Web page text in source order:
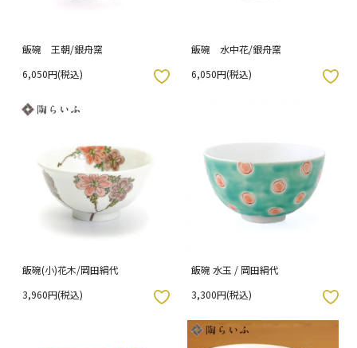
飯碗 王朝/銀舟窯
6,050円(税込)
飯碗 水中花/銀舟窯
6,050円(税込)
お気に入りボタン
飯碗(小)花木/岡田絹代
3,960円(税込)
飯碗 水玉 / 岡田絹代
3,300円(税込)
お気に入りボタン